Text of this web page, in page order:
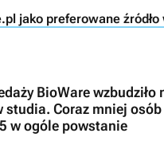
jako preferowane
BioWare wzbudziło
studia. Coraz mniej osób
w ogóle powstanie